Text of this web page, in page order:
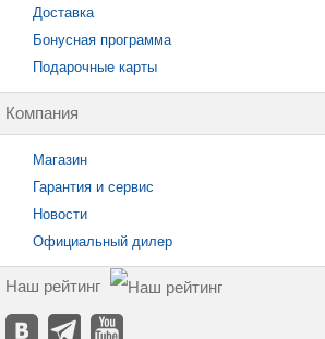
Доставка
Бонусная программа
Подарочные карты
Компания
Магазин
Гарантия и сервис
Новости
Официальный дилер
Наш рейтинг